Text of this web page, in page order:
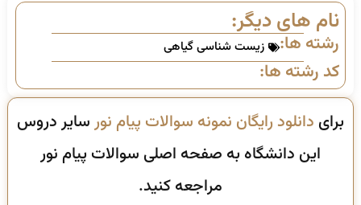
نام های دیگر:
رشته ها: زیست شناسی گیاهی
کد رشته ها:
برای دانلود رایگان نمونه سوالات پیام نورسایر دروس
این دانشگاه به صفحه اصلی سوالات پیام نور
مراجعه کنید.